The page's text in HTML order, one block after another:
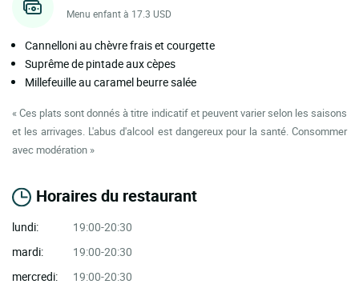
Menu enfant à 17.3 USD
Cannelloni au chèvre frais et courgette
Suprême de pintade aux cèpes
Millefeuille au caramel beurre salée
« Ces plats sont donnés à titre indicatif et peuvent varier selon les saisons
et les arrivages. L'abus d'alcool est dangereux pour la santé. Consommer
avec modération »
Horaires du restaurant
lundi:
19:00-20:30
mardi:
19:00-20:30
mercredi:
19:00-20:30